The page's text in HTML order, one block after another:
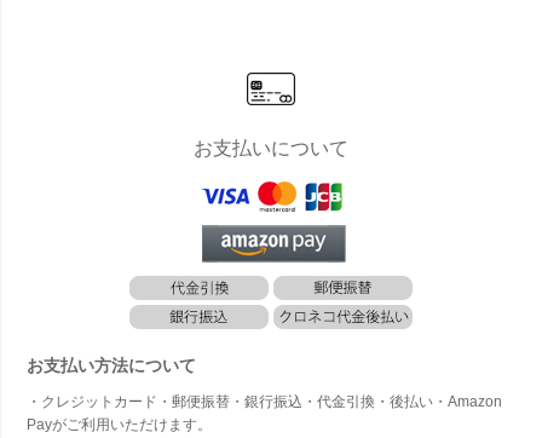
お支払いについて
お支払い方法について
・クレジットカード・郵便振替・銀行振込・代金引換・後払い・Amazon
Payがご利用いただけます。